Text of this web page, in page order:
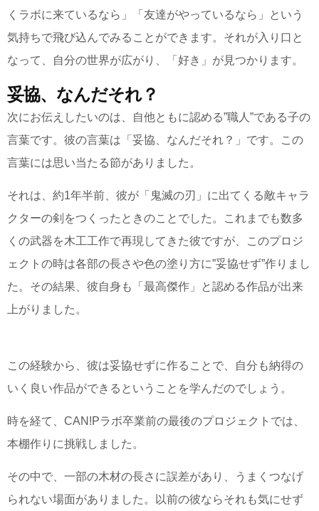
くラボに来ているなら」「友達がやっているなら」という
気持ちで飛び込んでみることができます。それが入り口と
なって、自分の世界が広がり、「好き」が見つかります。
妥協、なんだそれ？
次にお伝えしたいのは、自他ともに認める”職人”である子の
言葉です。彼の言葉は「妥協、なんだそれ？」です。この
言葉には思い当たる節がありました。
それは、約1年半前、彼が「鬼滅の刃」に出てくる敵キャラ
クターの剣をつくったときのことでした。これまでも数多
くの武器を木工工作で再現してきた彼ですが、このプロジ
ェクトの時は各部の長さや色の塗り方に”妥協せず”作りまし
た。その結果、彼自身も「最高傑作」と認める作品が出来
上がりました。
この経験から、彼は妥協せずに作ることで、自分も納得の
いく良い作品ができるということを学んだのでしょう。
時を経て、CAN!Pラボ卒業前の最後のプロジェクトでは、
本棚作りに挑戦しました。
その中で、一部の木材の長さに誤差があり、うまくつなげ
られない場面がありました。以前の彼ならそれも気にせず